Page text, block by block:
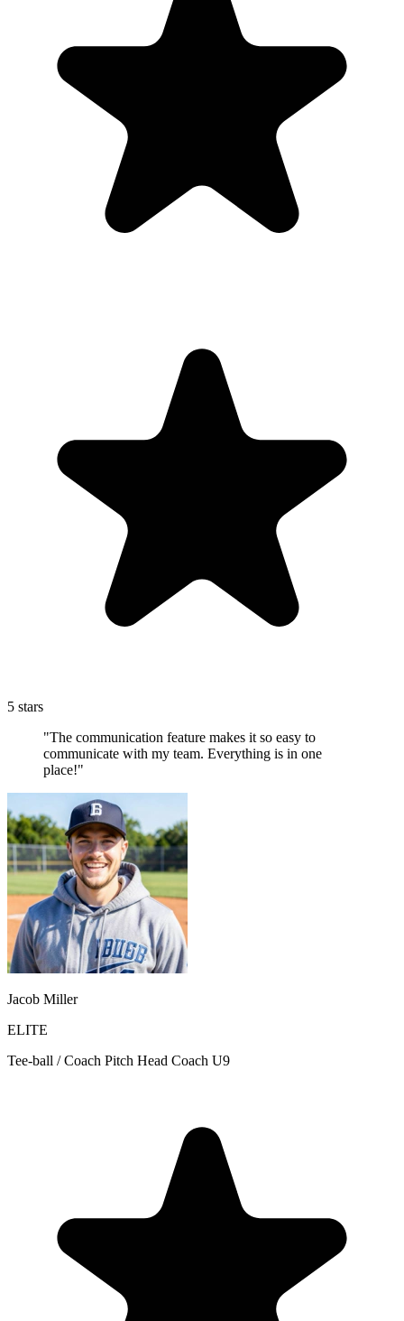
5 stars
"The communication feature makes it so easy to
communicate with my team. Everything is in one
place!"
Jacob Miller
ELITE
Tee-ball / Coach Pitch Head Coach U9